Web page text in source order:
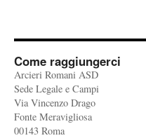
Come raggiungerci
Arcieri Romani ASD
Sede Legale e Campi
Via Vincenzo Drago
Fonte Meravigliosa
00143 Roma